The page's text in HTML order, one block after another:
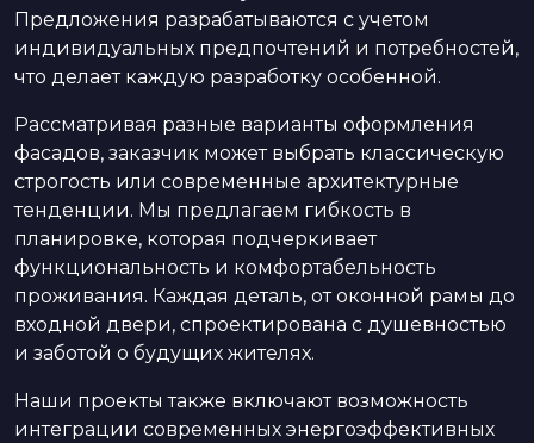
Предложения разрабатываются с учетом
индивидуальных предпочтений и потребностей,
что делает каждую разработку особенной.
Рассматривая разные варианты оформления
фасадов, заказчик может выбрать классическую
строгость или современные архитектурные
тенденции. Мы предлагаем гибкость в
планировке, которая подчеркивает
функциональность и комфортабельность
проживания. Каждая деталь, от оконной рамы до
входной двери, спроектирована с душевностью
и заботой о будущих жителях.
Наши проекты также включают возможность
интеграции современных энергоэффективных